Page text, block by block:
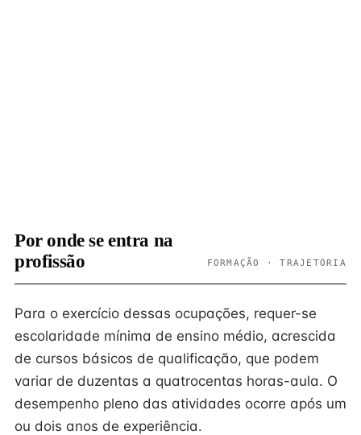
Por onde se entra na
profissão
FORMAÇÃO · TRAJETÓRIA
Para o exercício dessas ocupações, requer-se
escolaridade mínima de ensino médio, acrescida
de cursos básicos de qualificação, que podem
variar de duzentas a quatrocentas horas-aula. O
desempenho pleno das atividades ocorre após um
ou dois anos de experiência.